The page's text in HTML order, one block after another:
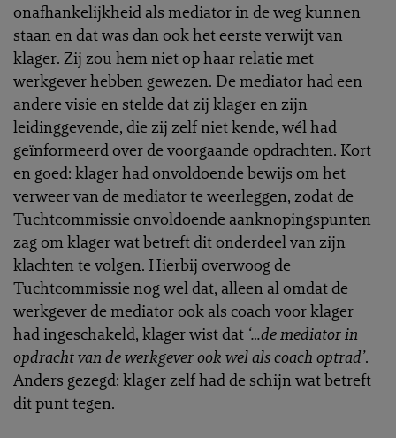
onafhankelijkheid als mediator in de weg kunnen
staan en dat was dan ook het eerste verwijt van
klager. Zij zou hem niet op haar relatie met
werkgever hebben gewezen. De mediator had een
andere visie en stelde dat zij klager en zijn
leidinggevende, die zij zelf niet kende, wél had
geïnformeerd over de voorgaande opdrachten. Kort
en goed: klager had onvoldoende bewijs om het
verweer van de mediator te weerleggen, zodat de
Tuchtcommissie onvoldoende aanknopingspunten
zag om klager wat betreft dit onderdeel van zijn
klachten te volgen. Hierbij overwoog de
Tuchtcommissie nog wel dat, alleen al omdat de
werkgever de mediator ook als coach voor klager
had ingeschakeld, klager wist dat ‘…de mediator in
opdracht van de werkgever ook wel als coach optrad’.
Anders gezegd: klager zelf had de schijn wat betreft
dit punt tegen.